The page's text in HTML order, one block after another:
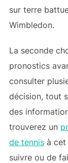
sur terre
Wimbledon.
La seconde
pronostics
consulter
décision, tout
des
trouverez un
de tennisà cet
suivre ou de